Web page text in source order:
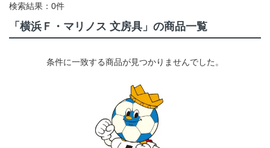
検索結果：0件
「横浜Ｆ・マリノス 文房具」の商品一覧
条件に一致する商品が見つかりませんでした。